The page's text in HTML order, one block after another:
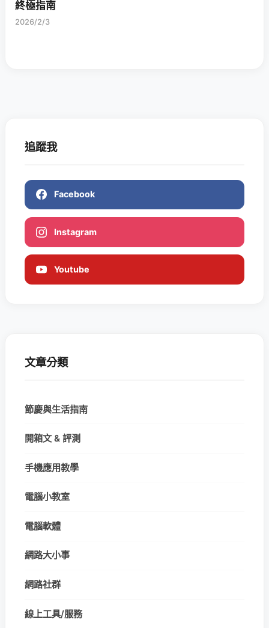
終極指南
2026/2/3
追蹤我
Facebook
Instagram
Youtube
文章分類
節慶與生活指南
開箱文 & 評測
手機應用教學
電腦小教室
電腦軟體
網路大小事
網路社群
線上工具/服務